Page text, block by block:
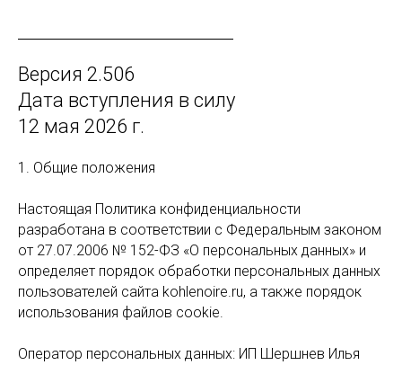
Версия 2.506
Дата вступления в силу
12 мая 2026 г.
1. Общие положения
Настоящая Политика конфиденциальности
разработана в соответствии с Федеральным законом
от 27.07.2006 № 152-ФЗ «О персональных данных» и
определяет порядок обработки персональных данных
пользователей сайта kohlenoire.ru, а также порядок
использования файлов cookie.
Оператор персональных данных: ИП Шершнев Илья